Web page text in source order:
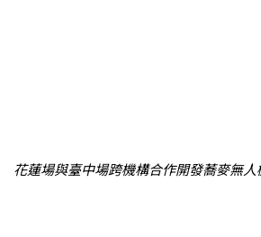
花蓮場與臺中場跨機構合作開發蕎麥無